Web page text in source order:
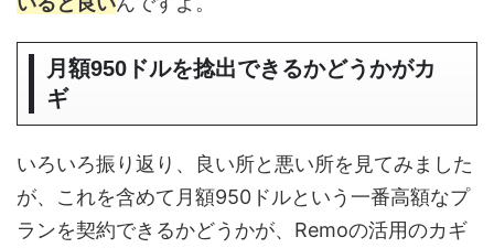
月額950ドルを捻出できるかどうかがカ
ギ
いろいろ振り返り、良い所と悪い所を見てみました
が、これを含めて月額950ドルという一番高額なプ
ランを契約できるかどうかが、Remoの活用のカギ